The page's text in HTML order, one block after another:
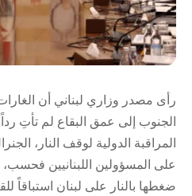
رأى مصدر وزاري لبناني أن
الجنوب إلى عمق البقاع لم تأتِ
المراقبة الدولية لوقف النار،
على المسؤولين اللبنانيين
ضغطها بالنار على لبنان استباقاً